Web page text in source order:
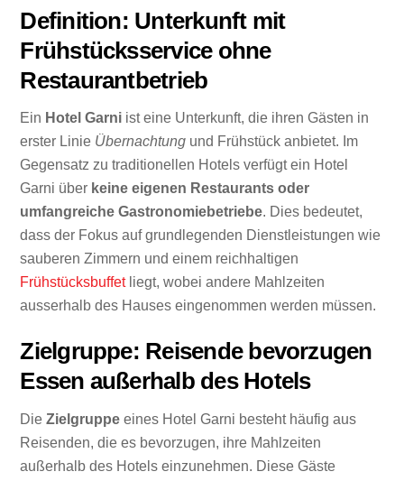
Definition: Unterkunft mit
Frühstücksservice ohne
Restaurantbetrieb
Ein Hotel Garni ist eine Unterkunft, die ihren Gästen in
erster Linie Übernachtung und Frühstück anbietet. Im
Gegensatz zu traditionellen Hotels verfügt ein Hotel
Garni über keine eigenen Restaurants oder
umfangreiche Gastronomiebetriebe. Dies bedeutet,
dass der Fokus auf grundlegenden Dienstleistungen wie
sauberen Zimmern und einem reichhaltigen
Frühstücksbuffetliegt, wobei andere Mahlzeiten
ausserhalb des Hauses eingenommen werden müssen.
Zielgruppe: Reisende bevorzugen
Essen außerhalb des Hotels
DieZielgruppe eines Hotel Garni besteht häufig aus
Reisenden, die es bevorzugen, ihre Mahlzeiten
außerhalb des Hotels einzunehmen. Diese Gäste